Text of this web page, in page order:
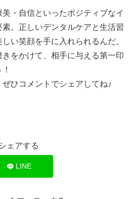
・自信といったポジティブなイ
素。正しいデンタルケアと生活習
い笑顔を手に入れられるんだ。
をかけて、相手に与える第一印
ひコメントでシェアしてね♪
シェアする
LINE